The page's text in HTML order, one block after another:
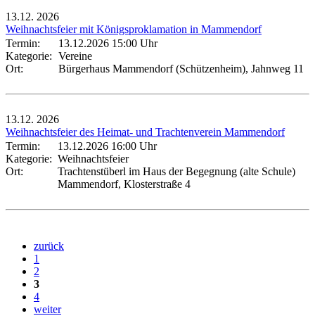
13.12. 2026
Weihnachtsfeier mit Königsproklamation in Mammendorf
Termin:
13.12.2026 15:00 Uhr
Kategorie: Vereine
Ort:
Bürgerhaus Mammendorf (Schützenheim), Jahnweg 11
13.12. 2026
Weihnachtsfeier des Heimat- und Trachtenverein Mammendorf
Termin:
13.12.2026 16:00 Uhr
Kategorie: Weihnachtsfeier
Ort:
Trachtenstüberl im Haus der Begegnung (alte Schule)
Mammendorf, Klosterstraße 4
zurück
1
2
3
4
weiter